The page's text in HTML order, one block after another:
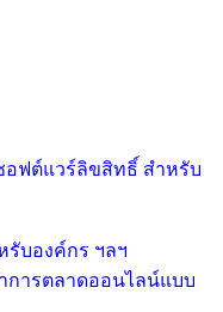
บองค์กร ฯลฯ